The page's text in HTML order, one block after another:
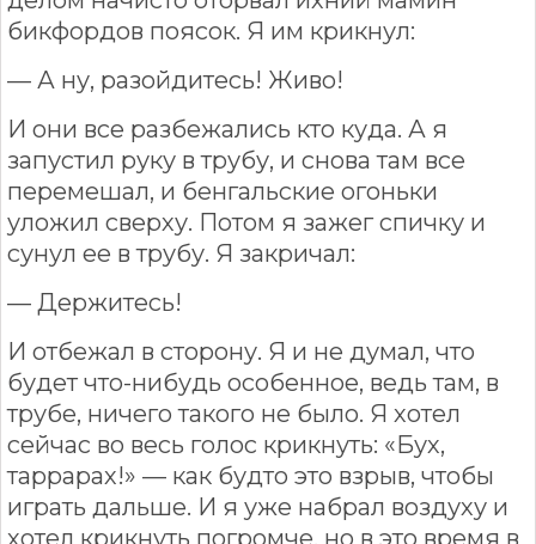
бикфордов поясок. Я им крикнул:
— А ну, разойдитесь! Живо!
И они все разбежались кто куда. А я
запустил руку в трубу, и снова там все
перемешал, и бенгальские огоньки
уложил сверху. Потом я зажег спичку и
сунул ее в трубу. Я закричал:
— Держитесь!
И отбежал в сторону. Я и не думал, что
будет что-нибудь особенное, ведь там, в
трубе, ничего такого не было. Я хотел
сейчас во весь голос крикнуть: «Бух,
таррарах!» — как будто это взрыв, чтобы
играть дальше. И я уже набрал воздуху и
хотел крикнуть погромче, но в это время в